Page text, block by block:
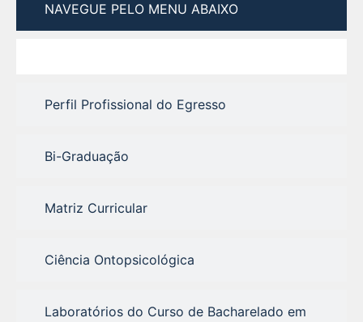
NAVEGUE PELO MENU ABAIXO
Perfil Profissional do Egresso
Bi-Graduação
Matriz Curricular
Ciência Ontopsicológica
Laboratórios do Curso de Bacharelado em